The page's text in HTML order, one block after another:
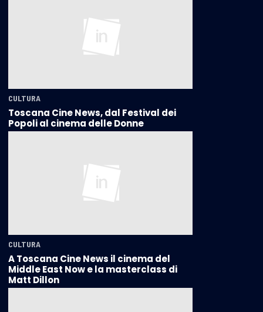
CULTURA
Toscana Cine News, dal Festival dei
Popoli al cinema delle Donne
CULTURA
A Toscana Cine News il cinema del
Middle East Now e la masterclass di
Matt Dillon